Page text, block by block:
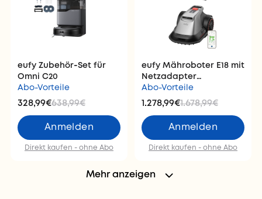
eufy Zubehör‑Set für
Omni C20
Abo-Vorteile
328,99€638,99€
Anmelden
Direkt kaufen - ohne Abo
eufy Mähroboter E18 mit
Netzadapter
(EU‑Standard)
Abo-Vorteile
1.278,99€1.678,99€
Anmelden
Direkt kaufen - ohne Abo
Mehr anzeigen